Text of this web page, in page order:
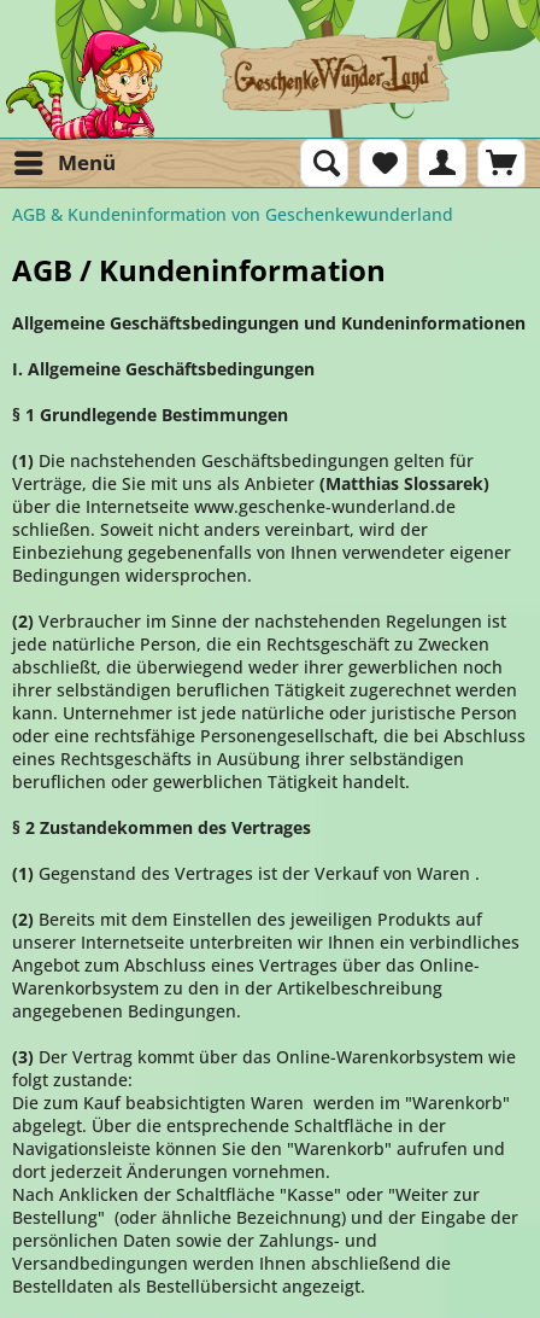
Menü
AGB & Kundeninformation von Geschenkewunderland
AGB / Kundeninformation
Allgemeine Geschäftsbedingungen und Kundeninformationen
I. Allgemeine Geschäftsbedingungen
§ 1 Grundlegende Bestimmungen
(1) Die nachstehenden Geschäftsbedingungen gelten für
Verträge, die Sie mit uns als Anbieter (Matthias Slossarek)
über die Internetseite www.geschenke-wunderland.de
schließen. Soweit nicht anders vereinbart, wird der
Einbeziehung gegebenenfalls von Ihnen verwendeter eigener
Bedingungen widersprochen.
(2) Verbraucher im Sinne der nachstehenden Regelungen ist
jede natürliche Person, die ein Rechtsgeschäft zu Zwecken
abschließt, die überwiegend weder ihrer gewerblichen noch
ihrer selbständigen beruflichen Tätigkeit zugerechnet werden
kann. Unternehmer ist jede natürliche oder juristische Person
oder eine rechtsfähige Personengesellschaft, die bei Abschluss
eines Rechtsgeschäfts in Ausübung ihrer selbständigen
beruflichen oder gewerblichen Tätigkeit handelt.
§ 2 Zustandekommen des Vertrages
(1) Gegenstand des Vertrages ist der Verkauf von Waren .
(2) Bereits mit dem Einstellen des jeweiligen Produkts auf
unserer Internetseite unterbreiten wir Ihnen ein verbindliches
Angebot zum Abschluss eines Vertrages über das Online-
Warenkorbsystem zu den in der Artikelbeschreibung
angegebenen Bedingungen.
(3) Der Vertrag kommt über das Online-Warenkorbsystem wie
folgt zustande:
Die zum Kauf beabsichtigten Waren werden im "Warenkorb"
abgelegt. Über die entsprechende Schaltfläche in der
Navigationsleiste können Sie den "Warenkorb" aufrufen und
dort jederzeit Änderungen vornehmen.
Nach Anklicken der Schaltfläche "Kasse" oder "Weiter zur
Bestellung" (oder ähnliche Bezeichnung) und der Eingabe der
persönlichen Daten sowie der Zahlungs- und
Versandbedingungen werden Ihnen abschließend die
Bestelldaten als Bestellübersicht angezeigt.